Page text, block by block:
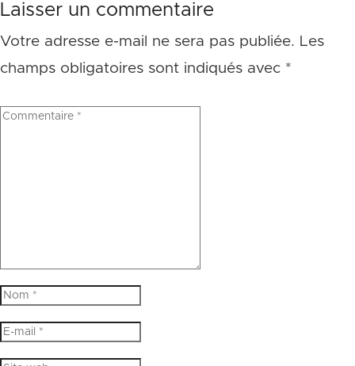
Laisser un commentaire
Votre adresse e-mail ne sera pas publiée. Les
champs obligatoires sont indiqués avec *